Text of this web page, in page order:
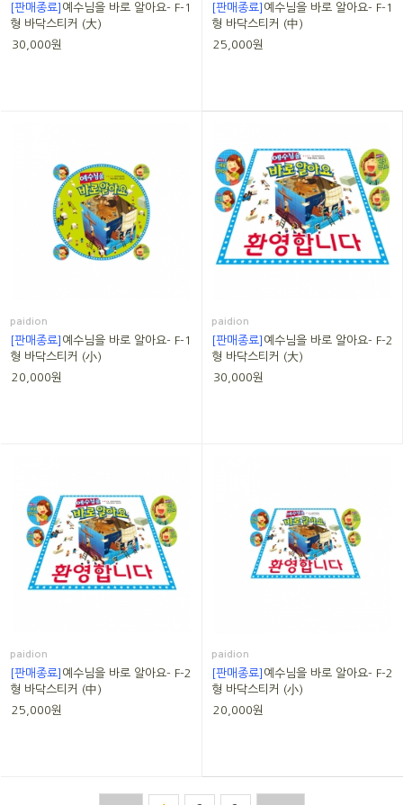
[판매종료] 예수님을 바로 알아요- F-1
형 바닥스티커 (大)
30,000원
[판매종료] 예수님을 바로 알아요- F-1
형 바닥스티커 (中)
25,000원
paidion
[판매종료] 예수님을 바로 알아요- F-1
형 바닥스티커 (小)
20,000원
paidion
[판매종료] 예수님을 바로 알아요- F-2
형 바닥스티커 (大)
30,000원
paidion
[판매종료] 예수님을 바로 알아요- F-2
형 바닥스티커 (中)
25,000원
paidion
[판매종료] 예수님을 바로 알아요- F-2
형 바닥스티커 (小)
20,000원